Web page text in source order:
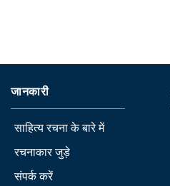
जानकारी
साहित्य रचना के बारे में
रचनाकार जुड़े
संपर्क करें